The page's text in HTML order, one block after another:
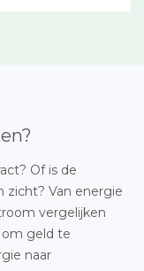
Of is de
zicht? Van energie
vergelijken
geld te
naar